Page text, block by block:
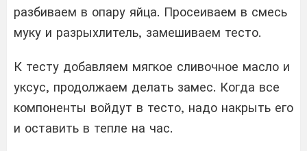
разбиваем в опару яйца. Просеиваем в смесь
муку и разрыхлитель, замешиваем тесто.
К тесту добавляем мягкое сливочное масло и
уксус, продолжаем делать замес. Когда все
компоненты войдут в тесто, надо накрыть его
и оставить в тепле на час.